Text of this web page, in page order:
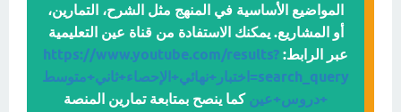
المواضيع الأساسية في المنهج مثل الشرح، التمارين،
أو المشاريع. يمكنك الاستفادة من قناة عين التعليمية
عبر الرابط: https://www.youtube.com/results?
search_query=اختبار+نهائي+الإحصاء+ثاني+متوسط
+دروس+عين كما ينصح بمتابعة تمارين المنصة